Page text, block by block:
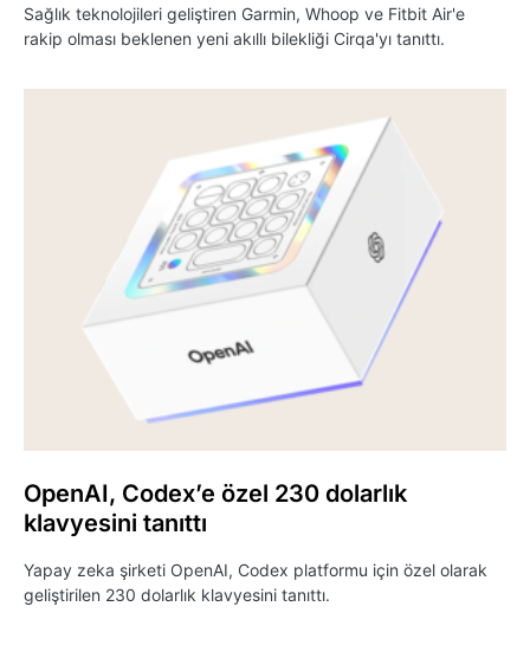
Sağlık teknolojileri geliştiren Garmin, Whoop ve Fitbit Air'e
rakip olması beklenen yeni akıllı bilekliği Cirqa'yı tanıttı.
OpenAI, Codex’e özel 230 dolarlık
klavyesini tanıttı
Yapay zeka şirketi OpenAI, Codex platformu için özel olarak
geliştirilen 230 dolarlık klavyesini tanıttı.